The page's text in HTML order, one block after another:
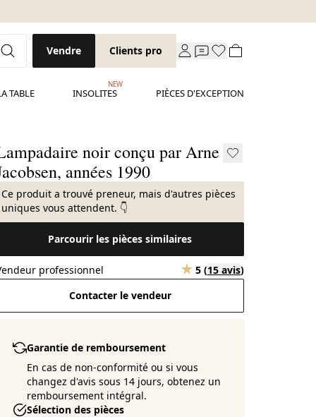
Vendre Clients pro
TABLE INSOLITES
NEW
PIÈCES D'EXCEPTION
noir conçu par Arne
années 1990
Ce produit a trouvé preneur, mais d'autres pièces
uniques vous attendent. 👇
Parcourir les pièces similaires
professionnel 5 (15 avis)
Contacter le vendeur
Garantie de remboursement
En cas de non-conformité ou si vous
changez d'avis sous 14 jours, obtenez un
remboursement intégral.
Sélection des pièces